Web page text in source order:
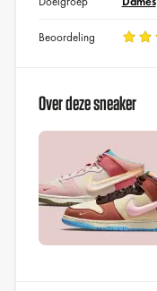
Beoordeling
Over deze sneaker